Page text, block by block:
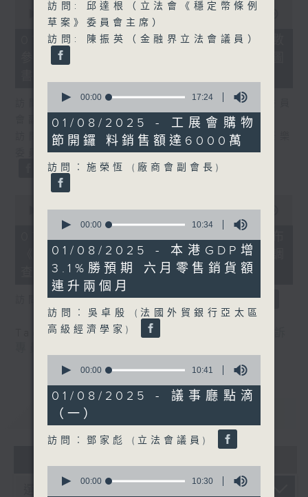
seconds
minutes,
07/08/2026 - 流動圖書館使用人數
參差 申訴專員主動調查康文署三項圖
訪問：何敬康（立法會民政及文化體育事務委員
會副主席）
訪問：董健莉（沙田區議會社區參與及文化康樂
委員會委員）
seconds
minutes,
seconds
00:00 09:48
07/08/2026 - 服務業總工會公布
《預防工作時中暑指引》執行情況調
查結果
訪問：郭偉强（工聯會職安健協會顧問）
中暑,工作暑熱警告
重溫
訪問: 邱達根（立法會《穩定幣條例
草案》委員會主席）
訪問: 陳振英（金融界立法會議員）
seconds
17
minutes,
24
seconds
00:00 17:24
01/08/2025 - 工展會購物
節開鑼 料銷售額達6000萬
訪問︰施榮恆 (廠商會副會長)
seconds
10
minutes,
34
seconds
00:00 10:34
01/08/2025 - 本港GDP增
3.1%勝預期 六月零售銷貨額
連升兩個月
訪問︰吳卓殷 (法國外貿銀行亞太區
高級經濟學家)
seconds
10
minutes,
41
seconds
00:00 10:41
01/08/2025 - 議事廳點滴
（一）
訪問︰鄧家彪 (立法會議員)
seconds
00:00 10:30